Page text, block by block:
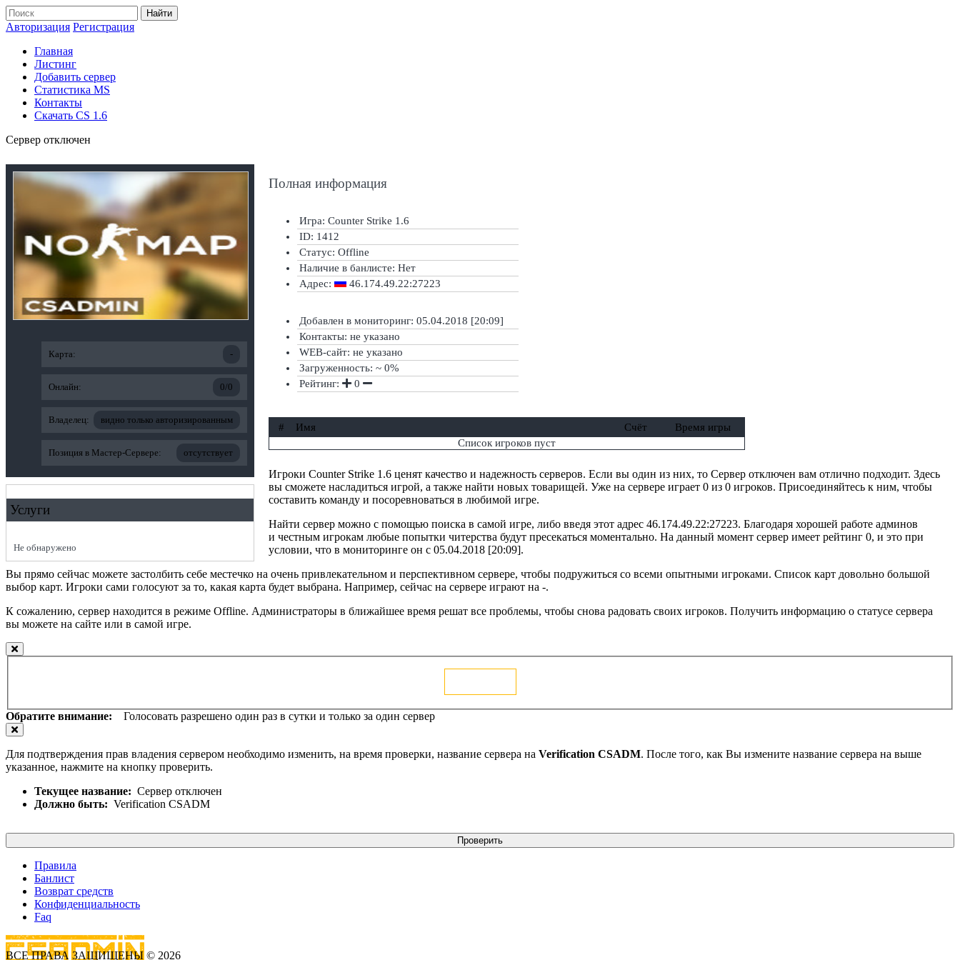
Найти
Авторизация Регистрация
Главная
Листинг
Добавить сервер
Статистика MS
Контакты
Скачать CS 1.6
Сервер отключен
Карта: -
Онлайн: 0/0
Владелец: видно только авторизированным
Позиция в Мастер-Сервере: отсутствует
Услуги
Не обнаружено
Полная информация
Игра: Counter Strike 1.6
ID: 1412
Статус: Offline
Наличие в банлисте: Нет
Адрес:
46.174.49.22:27223
Добавлен в мониторинг: 05.04.2018 [20:09]
Контакты: не указано
WEB-сайт: не указано
Загруженность: ~ 0%
Рейтинг:
0
# Имя Счёт
Время игры
Список игроков пуст
Игроки Counter Strike 1.6 ценят качество и надежность серверов. Если вы один из них, то Сервер отключен вам отлично подходит. Здесь
вы сможете насладиться игрой, а также найти новых товарищей. Уже на сервере играет 0 из 0 игроков. Присоединяйтесь к ним, чтобы
составить команду и посоревноваться в любимой игре.
Найти сервер можно с помощью поиска в самой игре, либо введя этот адрес 46.174.49.22:27223. Благодаря хорошей работе админов
и честным игрокам любые попытки читерства будут пресекаться моментально. На данный момент сервер имеет рейтинг 0, и это при
условии, что в мониторинге он с 05.04.2018 [20:09].
Вы прямо сейчас можете застолбить себе местечко на очень привлекательном и перспективном сервере, чтобы подружиться со всеми опытными игроками. Список карт довольно большой
выбор карт. Игроки сами голосуют за то, какая карта будет выбрана. Например, сейчас на сервере играют на -.
К сожалению, сервер находится в режиме Offline. Администраторы в ближайшее время решат все проблемы, чтобы снова радовать своих игроков. Получить информацию о статусе сервера
вы можете на сайте или в самой игре.
Обратите внимание: Голосовать разрешено один раз в сутки и только за один сервер
Для подтверждения прав владения сервером необходимо изменить, на время проверки, название сервера на Verification CSADM. После того, как Вы измените название сервера на выше
указанное, нажмите на кнопку проверить.
Текущее название: Сервер отключен
Должно быть: Verification CSADM
Проверить
Правила
Банлист
Возврат средств
Конфиденциальность
Faq
ВСЕ ПРАВА ЗАЩИЩЕНЫ © 2026